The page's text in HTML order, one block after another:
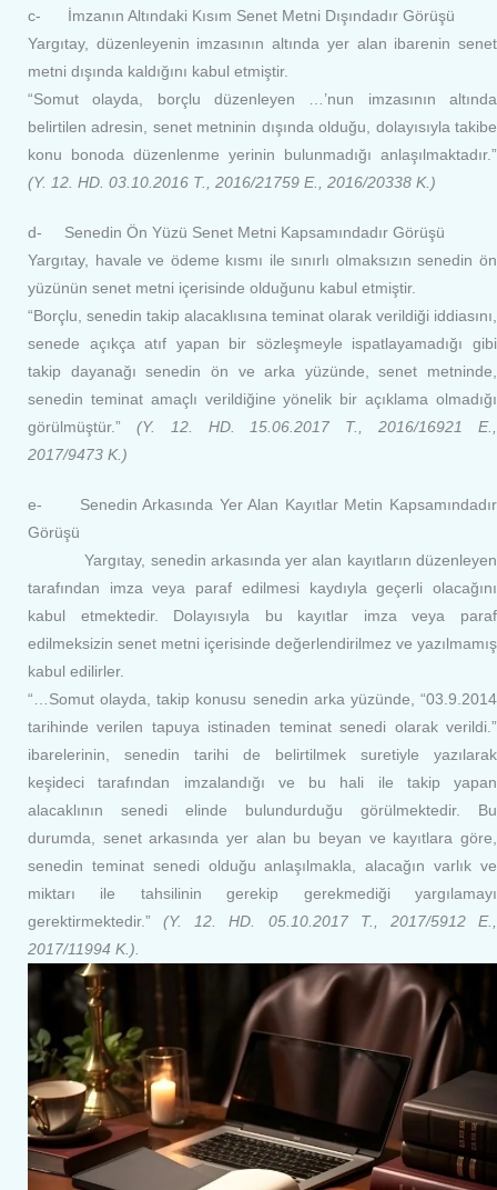
c- İmzanın Altındaki Kısım Senet Metni Dışındadır Görüşü
Yargıtay, düzenleyenin imzasının altında yer alan ibarenin senet
metni dışında kaldığını kabul etmiştir.
“Somut olayda, borçlu düzenleyen …’nun imzasının altında
belirtilen adresin, senet metninin dışında olduğu, dolayısıyla takibe
konu bonoda düzenlenme yerinin bulunmadığı anlaşılmaktadır.”
(Y. 12. HD. 03.10.2016 T., 2016/21759 E., 2016/20338 K.)
d- Senedin Ön Yüzü Senet Metni Kapsamındadır Görüşü
Yargıtay, havale ve ödeme kısmı ile sınırlı olmaksızın senedin ön
yüzünün senet metni içerisinde olduğunu kabul etmiştir.
“Borçlu, senedin takip alacaklısına teminat olarak verildiği iddiasını,
senede açıkça atıf yapan bir sözleşmeyle ispatlayamadığı gibi
takip dayanağı senedin ön ve arka yüzünde, senet metninde,
senedin teminat amaçlı verildiğine yönelik bir açıklama olmadığı
görülmüştür.” (Y. 12. HD. 15.06.2017 T., 2016/16921 E.,
2017/9473 K.)
e- Senedin Arkasında Yer Alan Kayıtlar Metin Kapsamındadır
Görüşü
Yargıtay, senedin arkasında yer alan kayıtların düzenleyen
tarafından imza veya paraf edilmesi kaydıyla geçerli olacağını
kabul etmektedir. Dolayısıyla bu kayıtlar imza veya paraf
edilmeksizin senet metni içerisinde değerlendirilmez ve yazılmamış
kabul edilirler.
“…Somut olayda, takip konusu senedin arka yüzünde, “03.9.2014
tarihinde verilen tapuya istinaden teminat senedi olarak verildi.”
ibarelerinin, senedin tarihi de belirtilmek suretiyle yazılarak
keşideci tarafından imzalandığı ve bu hali ile takip yapan
alacaklının senedi elinde bulundurduğu görülmektedir. Bu
durumda, senet arkasında yer alan bu beyan ve kayıtlara göre,
senedin teminat senedi olduğu anlaşılmakla, alacağın varlık ve
miktarı ile tahsilinin gerekip gerekmediği yargılamayı
gerektirmektedir.” (Y. 12. HD. 05.10.2017 T., 2017/5912 E.,
2017/11994 K.).